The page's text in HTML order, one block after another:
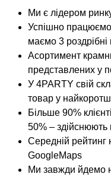
Ми є лідером
Успішно працюємо
маємо 3 роздрібні
Асортимент
представлених у
У 4PARTY свій
товар у
Більше 90%
50% – здійснюють
Середній рейтинг
GoogleMaps
Ми завжди йдемо